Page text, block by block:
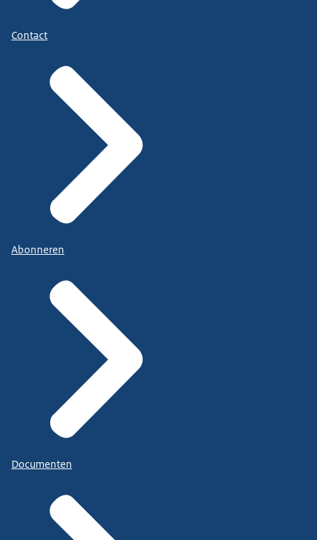
Contact
Abonneren
Documenten